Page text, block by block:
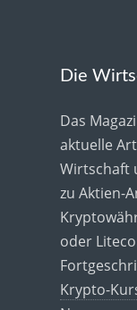
Die
Das
aktuelle
Wirtschaft
zu Aktien-
oder
Krypto-